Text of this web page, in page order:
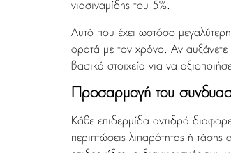
νιασιναμίδης του 5%.
Αυτό που έχει ωστόσο
ορατά με τον χρόνο. Αν αυξάνετε
βασικά στοιχεία για να
Προσαρμογή του
Κάθε επιδερμίδα αντιδρά
περιπτώσεις λιπαρότητας ή